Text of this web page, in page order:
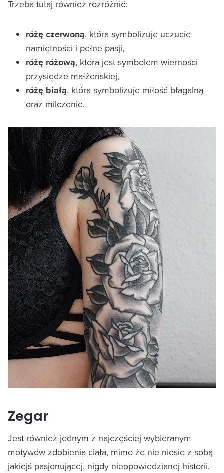
Trzeba tutaj również rozróżnić:
różę czerwoną, która symbolizuje uczucie
namiętności i pełne pasji,
różę różową, która jest symbolem wierności
przysiędze małżeńskiej,
różę białą, która symbolizuje miłość błagalną
oraz milczenie.
Zegar
Jest również jednym z najczęściej wybieranym
motywów zdobienia ciała, mimo że nie niesie z sobą
jakiejś pasjonującej, nigdy nieopowiedzianej historii.